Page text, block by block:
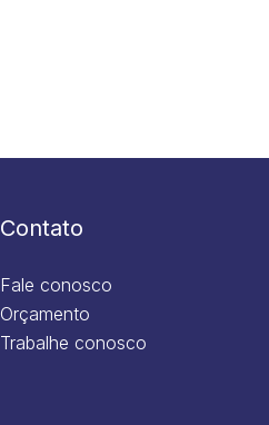
Contato
Fale conosco
Orçamento
Trabalhe conosco